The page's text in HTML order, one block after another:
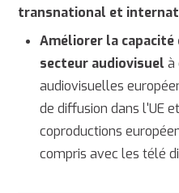
transnational et
Améliorer la
secteur audiovisuel à
audiovisuelles
de diffusion dans l'UE
coproductions
compris avec les télé